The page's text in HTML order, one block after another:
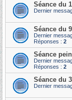
Séance du
Dernier
Séance du
Dernier
Réponses : 2
Séance
Dernier
Réponses : 2
Séance du
Dernier